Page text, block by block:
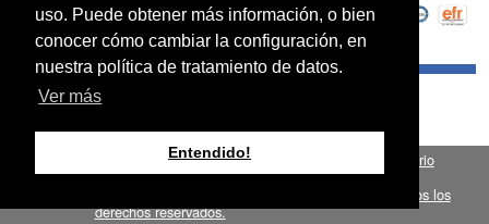
uso. Puede obtener más información, o bien
conocer cómo cambiar la configuración, en
nuestra política de tratamiento de datos.
Ver más
Entendido!
Fondo para el Financiamiento del Sector Agropecuario
FINAGRO.
todos los
derechos reservados.